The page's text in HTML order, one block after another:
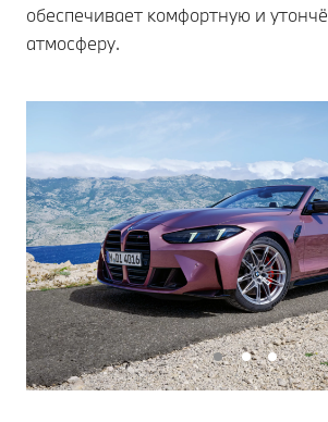
обеспечивает комфортную и
атмосферу.